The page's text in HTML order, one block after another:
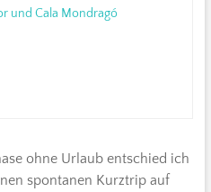
und Cala Mondragó
ohne Urlaub entschied ich
spontanen Kurztrip auf